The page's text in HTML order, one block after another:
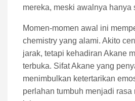
mereka, meski awalnya hanya
Momen-momen awal ini
chemistry yang alami. Akito
jarak, tetapi kehadiran Akane
terbuka. Sifat Akane yang
menimbulkan ketertarikan
perlahan tumbuh menjadi rasa